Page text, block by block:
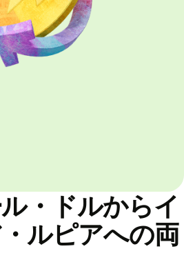
・ドルからイ
ルピアへの両